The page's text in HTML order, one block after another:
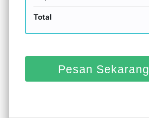
Total
Pesan Sekarang